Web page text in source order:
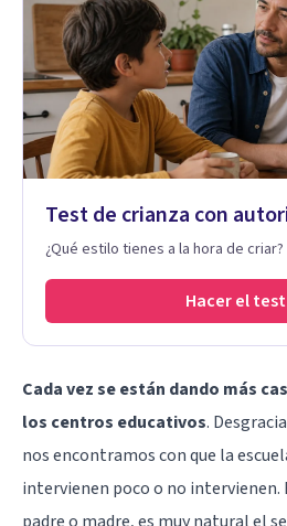
Test de crianza con
¿Qué estilo tienes a la hora de criar?
Hacer el test
Cada vez se están dando más
los centros educativos.
nos encontramos con que la
intervienen poco o no intervienen.